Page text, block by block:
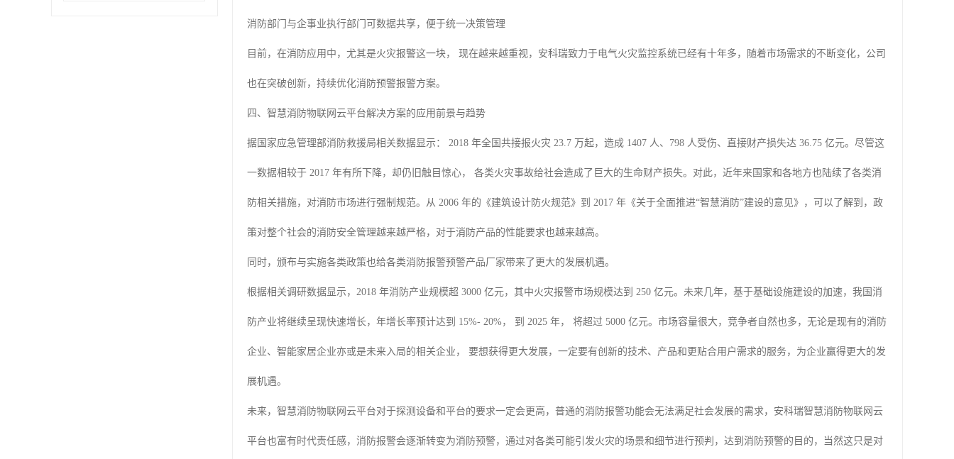
消防部门与企事业执行部门可数据共享，便于统一决策管理
目前，在消防应用中，尤其是火灾报警这一块， 现在越来越重视，安科瑞致力于电气火灾监控系统已经有十年多，随着市场需求的不断变化，公司
也在突破创新，持续优化消防预警报警方案。
四、智慧消防物联网云平台解决方案的应用前景与趋势
据国家应急管理部消防救援局相关数据显示： 2018 年全国共接报火灾 23.7 万起，造成 1407 人、798 人受伤、直接财产损失达 36.75 亿元。尽管这
一数据相较于 2017 年有所下降，却仍旧触目惊心， 各类火灾事故给社会造成了巨大的生命财产损失。对此，近年来国家和各地方也陆续了各类消
防相关措施，对消防市场进行强制规范。从 2006 年的《建筑设计防火规范》到 2017 年《关于全面推进“智慧消防”建设的意见》，可以了解到，政
策对整个社会的消防安全管理越来越严格，对于消防产品的性能要求也越来越高。
同时，颁布与实施各类政策也给各类消防报警预警产品厂家带来了更大的发展机遇。
根据相关调研数据显示，2018 年消防产业规模超 3000 亿元，其中火灾报警市场规模达到 250 亿元。未来几年，基于基础设施建设的加速，我国消
防产业将继续呈现快速增长，年增长率预计达到 15%- 20%， 到 2025 年， 将超过 5000 亿元。市场容量很大，竞争者自然也多，无论是现有的消防
企业、智能家居企业亦或是未来入局的相关企业， 要想获得更大发展，一定要有创新的技术、产品和更贴合用户需求的服务，为企业赢得更大的发
展机遇。
未来，智慧消防物联网云平台对于探测设备和平台的要求一定会更高，普通的消防报警功能会无法满足社会发展的需求，安科瑞智慧消防物联网云
平台也富有时代责任感，消防报警会逐渐转变为消防预警，通过对各类可能引发火灾的场景和细节进行预判，达到消防预警的目的，当然这只是对